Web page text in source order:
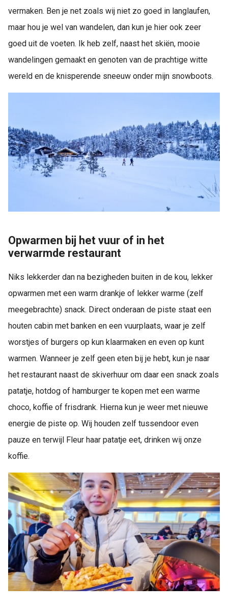
vermaken. Ben je net zoals wij niet zo goed in langlaufen,
maar hou je wel van wandelen, dan kun je hier ook zeer
goed uit de voeten. Ik heb zelf, naast het skiën, mooie
wandelingen gemaakt en genoten van de prachtige witte
wereld en de knisperende sneeuw onder mijn snowboots.
Opwarmen bij het vuur of in het
verwarmde restaurant
Niks lekkerder dan na bezigheden buiten in de kou, lekker
opwarmen met een warm drankje of lekker warme (zelf
meegebrachte) snack. Direct onderaan de piste staat een
houten cabin met banken en een vuurplaats, waar je zelf
worstjes of burgers op kun klaarmaken en even op kunt
warmen. Wanneer je zelf geen eten bij je hebt, kun je naar
het restaurant naast de skiverhuur om daar een snack zoals
patatje, hotdog of hamburger te kopen met een warme
choco, koffie of frisdrank. Hierna kun je weer met nieuwe
energie de piste op. Wij houden zelf tussendoor even
pauze en terwijl Fleur haar patatje eet, drinken wij onze
koffie.